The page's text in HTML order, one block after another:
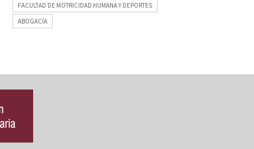
FACULTAD DE MOTRICIDAD HUMANA Y DEPORTES
ABOGACÍA